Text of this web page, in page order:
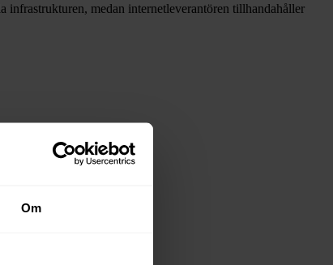
Om
infrastrukturen, medan internetleverantören tillhandahåller